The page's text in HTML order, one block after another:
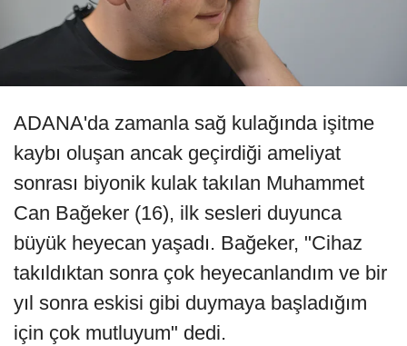
ADANA'da zamanla sağ kulağında işitme
kaybı oluşan ancak geçirdiği ameliyat
sonrası biyonik kulak takılan Muhammet
Can Bağeker (16), ilk sesleri duyunca
büyük heyecan yaşadı. Bağeker, "Cihaz
takıldıktan sonra çok heyecanlandım ve bir
yıl sonra eskisi gibi duymaya başladığım
için çok mutluyum" dedi.